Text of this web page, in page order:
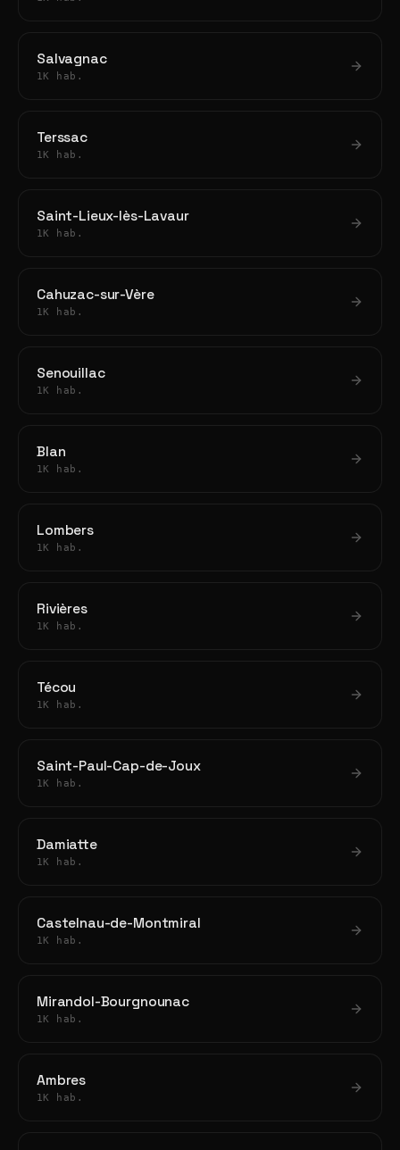
Salvagnac
1K hab.
Terssac
1K hab.
Saint-Lieux-lès-Lavaur
1K hab.
Cahuzac-sur-Vère
1K hab.
Senouillac
1K hab.
Blan
1K hab.
Lombers
1K hab.
Rivières
1K hab.
Técou
1K hab.
Saint-Paul-Cap-de-Joux
1K hab.
Damiatte
1K hab.
Castelnau-de-Montmiral
1K hab.
Mirandol-Bourgnounac
1K hab.
Ambres
1K hab.